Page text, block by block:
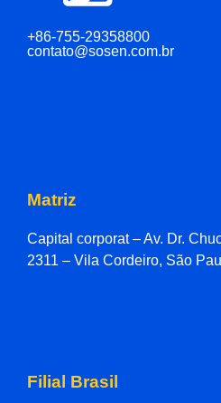
+86-755-29358800
contato@sosen.com.br
Matriz
Capital corporat – Av. Dr.
2311 – Vila Cordeiro, São
Filial Brasil